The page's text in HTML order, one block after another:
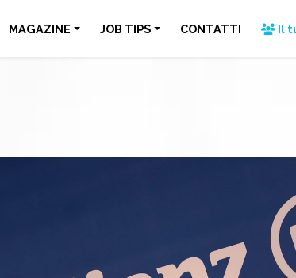
MAGAZINE JOB TIPS CONTATTI Il